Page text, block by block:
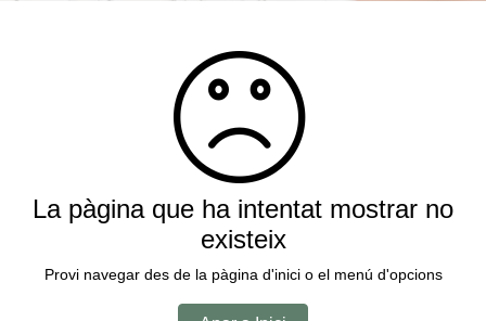
La pàgina que ha intentat mostrar no
existeix
Provi navegar des de la pàgina d'inici o el menú d'opcions